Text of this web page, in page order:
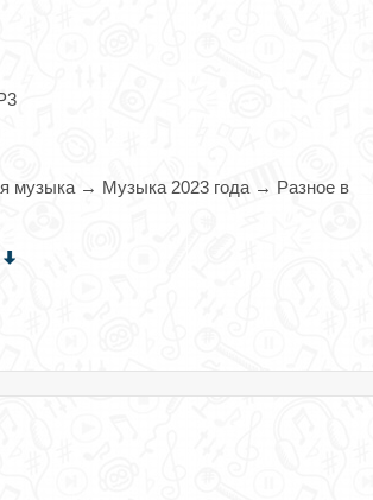
музыка → Музыка 2023 года → Разное в